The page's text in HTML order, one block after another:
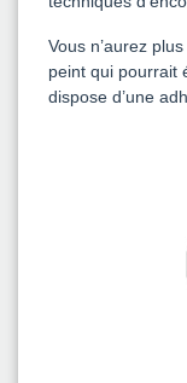
Vous n’aurez
peint qui pourrait
dispose d’une